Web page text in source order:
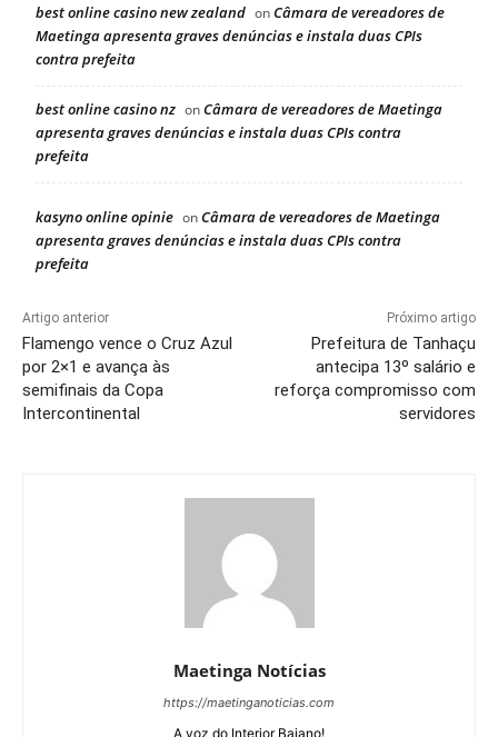
best online casino new zealand onCâmara de vereadores de
Maetinga apresenta graves denúncias e instala duas CPIs
contra prefeita
best online casino nz onCâmara de vereadores de Maetinga
apresenta graves denúncias e instala duas CPIs contra
prefeita
kasyno online opinie onCâmara de vereadores de Maetinga
apresenta graves denúncias e instala duas CPIs contra
prefeita
Artigo anterior
Flamengo vence o Cruz Azul
por 2×1 e avança às
semifinais da Copa
Intercontinental
Próximo artigo
Prefeitura de Tanhaçu
antecipa 13º salário e
reforça compromisso com
servidores
Maetinga Notícias
https://maetinganoticias.com
A voz do Interior Baiano!